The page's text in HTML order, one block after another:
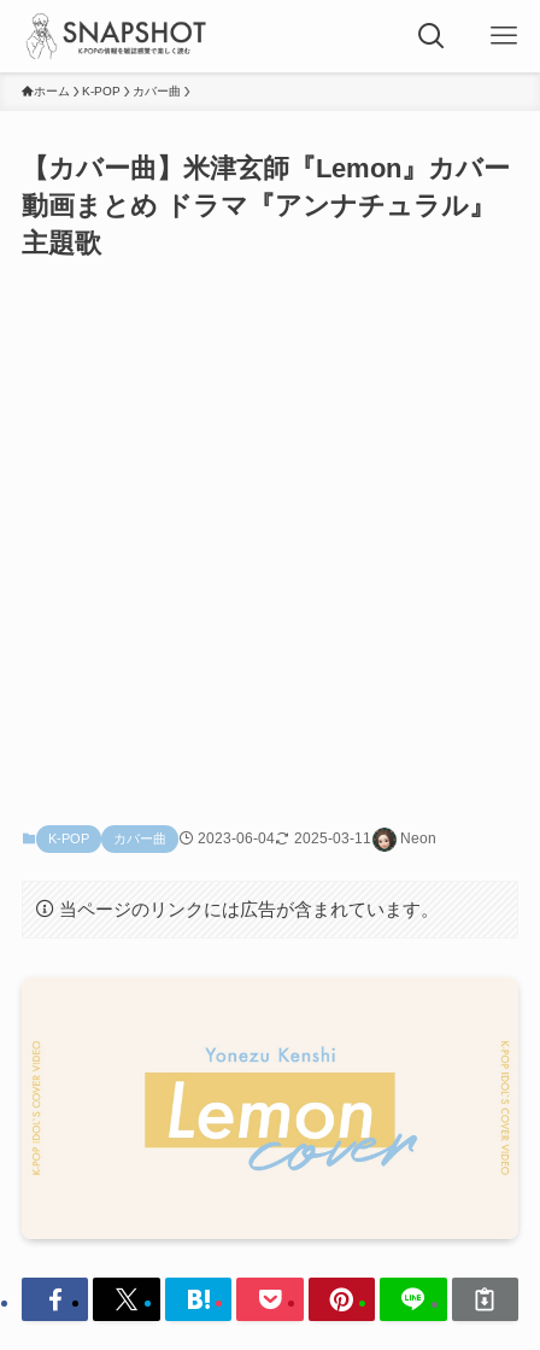
ホーム K-POP カバー曲
【カバー曲】米津玄師『Lemon』カバー
動画まとめ ドラマ『アンナチュラル』
主題歌
K-POP カバー曲 2023-06-04 2025-03-11 Neon
当ページのリンクには広告が含まれています。